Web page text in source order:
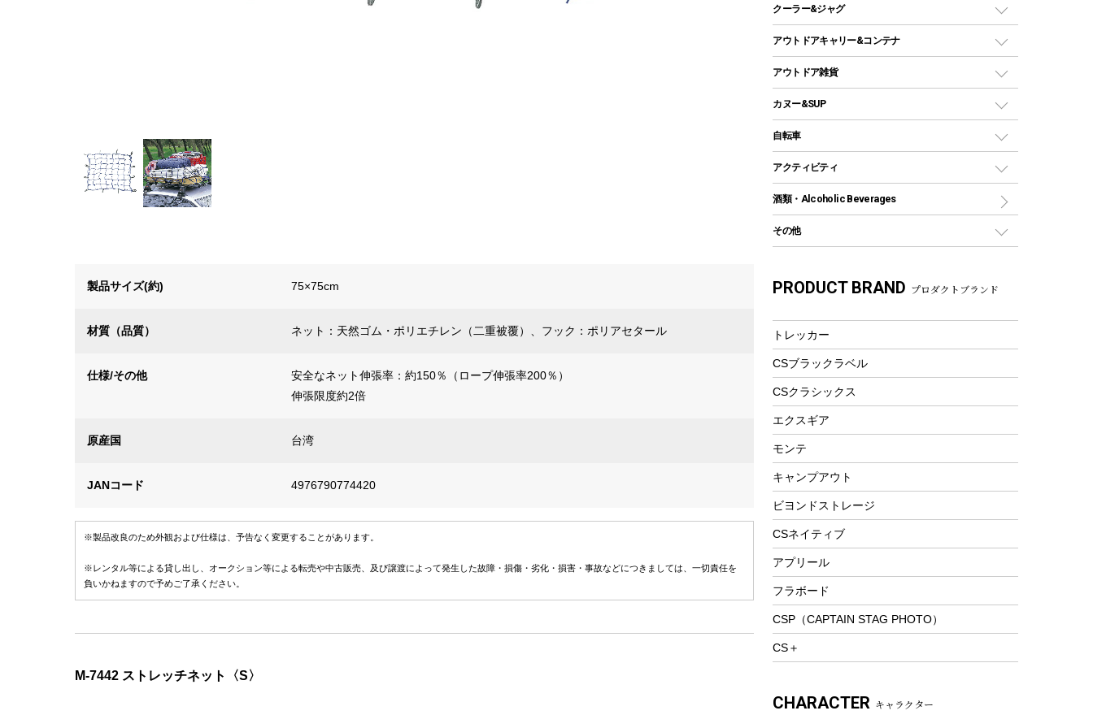
製品サイズ(約) 75×75cm
材質（品質） ネット：天然ゴム・ポリエチレン（二重被覆）、フック：ポリアセタール
仕様/その他
安全なネット伸張率：約150％（ロープ伸張率200％）
伸張限度約2倍
原産国 台湾
JANコード 4976790774420
※製品改良のため外観および仕様は、予告なく変更することがあります。
※レンタル等による貸し出し、オークション等による転売や中古販売、及び譲渡によって発生した故障・損傷・劣化・損害・事故などにつきましては、一切責任を
負いかねますので予めご了承ください。
M-7442 ストレッチネット〈S〉
自立式タープ
パラソル
テントアクセサリー
ペグ
ポール
グランドシート
ツール
ヘッドライト
キャンドル
ガストーチ、ライター
卓上タイプグリル
パーティータイプグリル
ソロキャンプ用グリル
鉄板、アミ
焚き火台&ストーブ
火起こし
バーベキューツール
燃料・着火剤・炭
ホットサンドメーカー
クッカーセット
シェラカップ
クッキングツール
ナイフ
カトラリー
マグカップ、カップ
フードボトル
コーヒー&ミル
トレー
ランチョンマット
ランチボックス
ピクニックセット
ステンレスボトル
コップ付きタイプ
ワンタッチタイプ
プラスチックボトル
ディズニーボトル
クーラー&ジャグ
クーラーボックス
クーラーバッグ
ウォータージャグ
保冷剤
アウトドアキャリー&コンテナ
アウトドアキャリー
アウトドア雑貨
バックパック&バッグ
リュック、バックパック
トートバッグ、サコッシュ
ショッピングキャリー
その他アウトドア雑貨
レイン
ツール、他
カヌー&SUP
インフレータブル
カヤック
パドル
ヘルメット
アクセサリー
自転車
折りたたみ自転車
スポーツサイクル
シティサイクル
自転車用アクセサリー
自転車ウェア
アクティビティ
マリン
ラッシュガード
テント
フローティングベスト
ヘルメット
エアーポンプ
ウィンター
防寒ウェア
ツール&アクセサリー
トレッキング
トレッキングステッキ
プレイグッズ
ウェルネス
フィットネス
酒類・Alcoholic Beverages
その他
湯たんぽ
PRODUCT BRAND プロダクトブランド
トレッカー
CSブラックラベル
CSクラシックス
エクスギア
モンテ
キャンプアウト
ビヨンドストレージ
CSネイティブ
アプリール
フラボード
CSP（CAPTAIN STAG PHOTO）
CS＋
CHARACTER キャラクター